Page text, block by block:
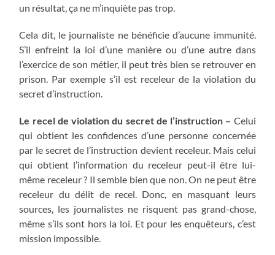
un résultat, ça ne m’inquiète pas trop.
Cela dit, le journaliste ne bénéficie d’aucune immunité.
S’il enfreint la loi d’une manière ou d’une autre dans
l’exercice de son métier, il peut très bien se retrouver en
prison. Par exemple s’il est receleur de la violation du
secret d’instruction.
Le recel de violation du secret de l’instruction – Celui
qui obtient les confidences d’une personne concernée
par le secret de l’instruction devient receleur. Mais celui
qui obtient l’information du receleur peut-il être lui-
même receleur ? Il semble bien que non. On ne peut être
receleur du délit de recel. Donc, en masquant leurs
sources, les journalistes ne risquent pas grand-chose,
même s’ils sont hors la loi. Et pour les enquêteurs, c’est
mission impossible.